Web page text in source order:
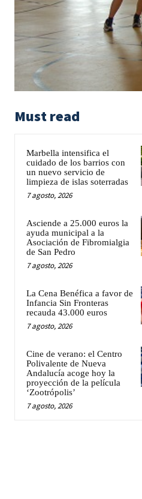
Must read
Marbella intensifica el
cuidado de los barrios con
un nuevo servicio de
limpieza de islas soterradas
7 agosto, 2026
Asciende a 25.000 euros la
ayuda municipal a la
Asociación de Fibromialgia
de San Pedro
7 agosto, 2026
La Cena Benéfica a favor de
Infancia Sin Fronteras
recauda 43.000 euros
7 agosto, 2026
Cine de verano: el Centro
Polivalente de Nueva
Andalucía acoge hoy la
proyección de la película
‘Zootrópolis’
7 agosto, 2026